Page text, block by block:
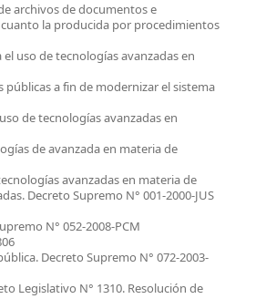
archivos de documentos e
la producida por procedimientos
uso de tecnologías avanzadas en
públicas a fin de modernizar el sistema
de tecnologías avanzadas en
de avanzada en materia de
avanzadas en materia de
Decreto Supremo N° 001-2000-JUS
N° 052-2008-PCM
Decreto Supremo N° 072-2003-
Legislativo N° 1310. Resolución de